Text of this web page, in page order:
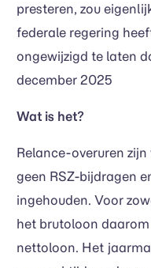
presteren, zou
federale regering
ongewijzigd te laten
december 2025
Wat is het?
Relance-overuren
geen RSZ-bijdragen
ingehouden. Voor
het brutoloon
nettoloon. Het